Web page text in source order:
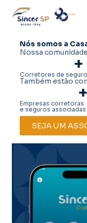
Nós somos a
Nossa
+
Corretores de
Também estão
+
Empresas corretoras
e seguros associadas
SEJA UM